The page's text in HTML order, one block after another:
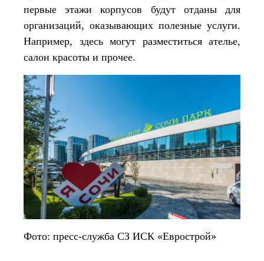
первые этажи корпусов будут отданы для
организаций, оказывающих полезные услуги.
Например, здесь могут разместиться ателье,
салон красоты и прочее.
Фото: пресс-служба СЗ ИСК «Еврострой»